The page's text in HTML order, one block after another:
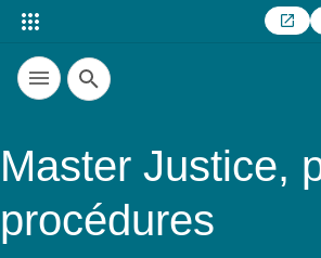
Recherche
Master Justice,
procédures